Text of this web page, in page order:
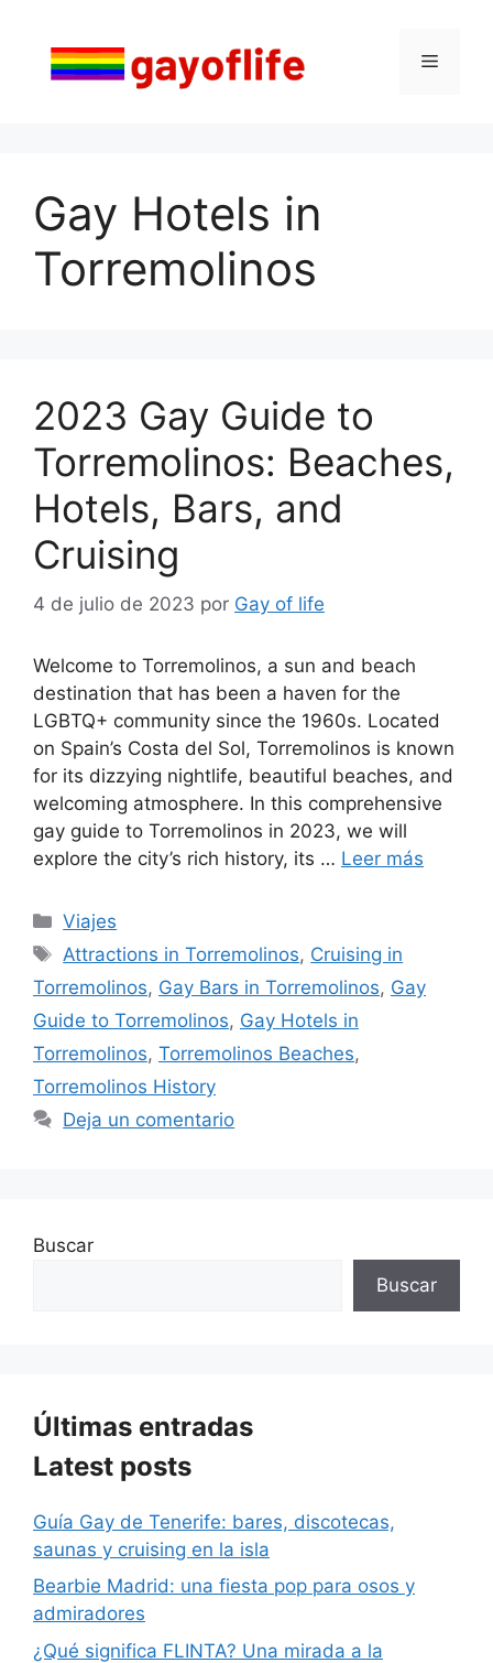
contenido
Menú
Gay Hotels in
Torremolinos
2023 Gay Guide to
Torremolinos: Beaches,
Hotels, Bars, and
Cruising
4 de julio de 2023 por Gay of life
Welcome to Torremolinos, a sun and beach
destination that has been a haven for the
LGBTQ+ community since the 1960s. Located
on Spain’s Costa del Sol, Torremolinos is known
for its dizzying nightlife, beautiful beaches, and
welcoming atmosphere. In this comprehensive
gay guide to Torremolinos in 2023, we will
explore the city’s rich history, its … Leer más
Categorías
Viajes
Etiquetas
Attractions in Torremolinos, Cruising in
Torremolinos, Gay Bars in Torremolinos, Gay
Guide to Torremolinos, Gay Hotels in
Torremolinos, Torremolinos Beaches,
Torremolinos History
Deja un comentario
Buscar
Buscar
Últimas entradas
Latest posts
Guía Gay de Tenerife: bares, discotecas,
saunas y cruising en la isla
Bearbie Madrid: una fiesta pop para osos y
admiradores
¿Qué significa FLINTA? Una mirada a la